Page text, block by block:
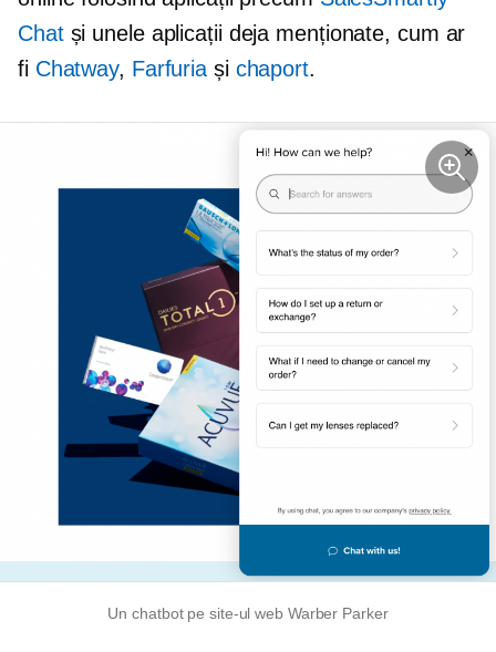
Chatși unele aplicații deja menționate, cum ar
fi Chatway, Farfuria și chaport.
Un chatbot pe site-ul web Warber Parker